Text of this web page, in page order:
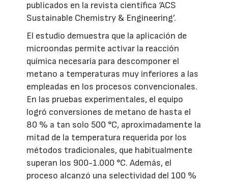
publicados en la revista científica ‘ACS
Sustainable Chemistry & Engineering’.
El estudio demuestra que la aplicación de
microondas permite activar la reacción
química necesaria para descomponer el
metano a temperaturas muy inferiores a las
empleadas en los procesos convencionales.
En las pruebas experimentales, el equipo
logró conversiones de metano de hasta el
80 % a tan solo 500 °C, aproximadamente la
mitad de la temperatura requerida por los
métodos tradicionales, que habitualmente
superan los 900-1.000 °C. Además, el
proceso alcanzó una selectividad del 100 %